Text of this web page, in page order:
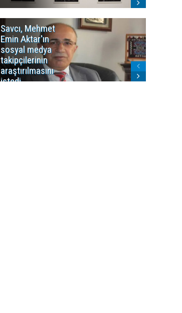
Savcı, Mehmet
Emin Aktar'ın
sosyal medya
takipçilerinin
araştırılmasını
istedi